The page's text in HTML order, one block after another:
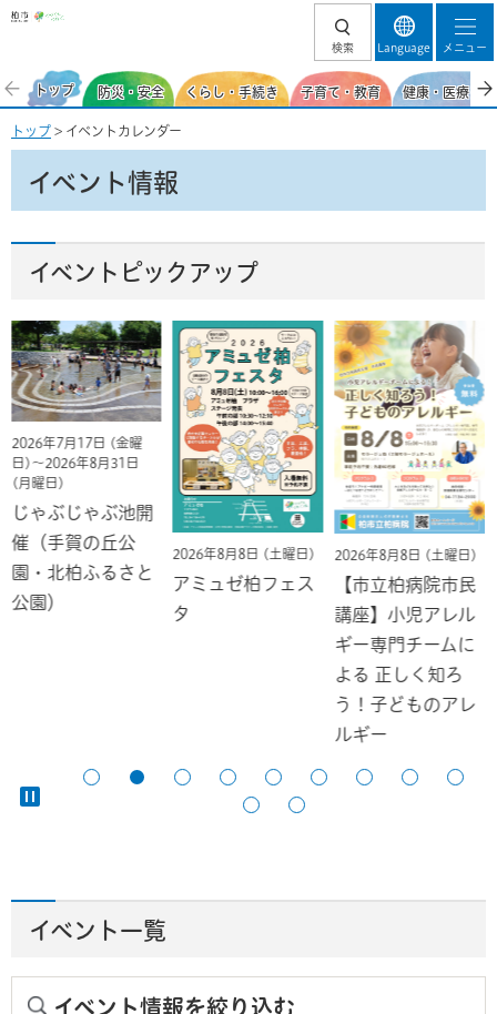
柏市
検索 Language メニュー
トップ 防災・安全 くらし・手続き 子育て・教育 健康・医療・
トップ > イベントカレンダー
イベント情報
イベントピックアップ
2026年7月17日 (金曜
日)～2026年8月31日
(月曜日)
じゃぶじゃぶ池開
催（手賀の丘公
園・北柏ふるさと
公園）
2026年8月8日 (土曜日)
アミュゼ柏フェス
タ
2026年8月8日 (土曜日)
【市立柏病院市民
講座】小児アレル
ギー専門チームに
よる 正しく知ろ
う！子どものアレ
ルギー
イベント一覧
イベント情報を絞り込む